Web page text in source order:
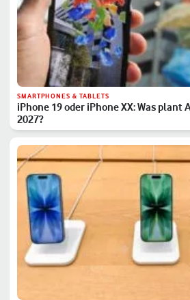
SMARTPHONES & TABLETS
iPhone 19 oder iPhone XX: Was plant
2027?